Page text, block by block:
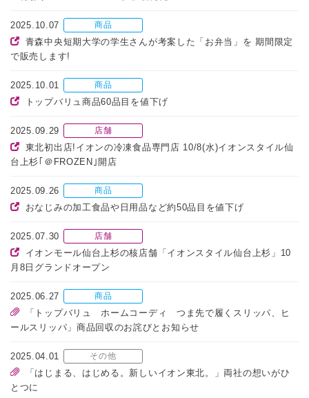
2025.10.07 商品
青森中央短期大学の学生さんが考案した「お弁当」を 期間限定
で販売します!
2025.10.01 商品
トップバリュ商品60品目を値下げ
2025.09.29 店舗
東北初出店!イオンの冷凍食品専門店 10/8(水)イオンスタイル仙
台上杉｢＠FROZEN｣開店
2025.09.26 商品
おなじみの加工食品や日用品など約50品目を値下げ
2025.07.30 店舗
イオンモール仙台上杉の核店舗「イオンスタイル仙台上杉」10
月8日グランドオープン
2025.06.27 商品
「トップバリュ ホームコーディ つま先で履くスリッパ、ヒ
ールスリッパ」商品回収のお詫びとお知らせ
2025.04.01 その他
「はじまる、はじめる。新しいイオン東北。」両社の想いがひ
とつに